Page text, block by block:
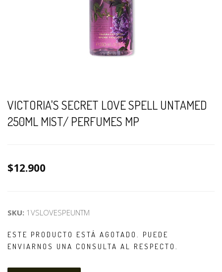
VICTORIA'S SECRET LOVE SPELL UNTAMED
250ML MIST/ PERFUMES MP
$12.900
SKU: 1VSLOVESPEUNTM
ESTE PRODUCTO ESTÁ AGOTADO. PUEDE
ENVIARNOS UNA CONSULTA AL RESPECTO.